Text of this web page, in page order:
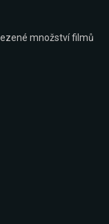
množství filmů